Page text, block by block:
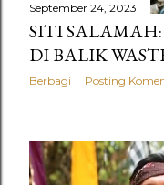
September 24, 2023
SITI
DI BALIK
Berbagi Posting